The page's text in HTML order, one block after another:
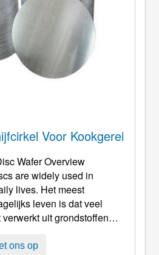
Voor Kookgerei
Wafer Overview
are widely used in
lives. Het meest
leven is dat veel
uit grondstoffen
antiaanbaklaag, en
ons op